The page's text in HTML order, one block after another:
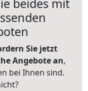
beides mit
Sie jetzt
Angebote an,
bei Ihnen sind.